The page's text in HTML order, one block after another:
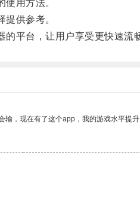
用方法。
供参考。
平台，让用户享受更快速流
，现在有了这个app，我的游戏水平提升